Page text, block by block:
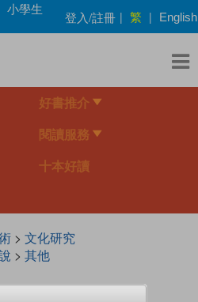
小學生
登入/註冊 | 繁 | English
好書推介
閱讀服務
十本好讀
> 文化研究
> 其他